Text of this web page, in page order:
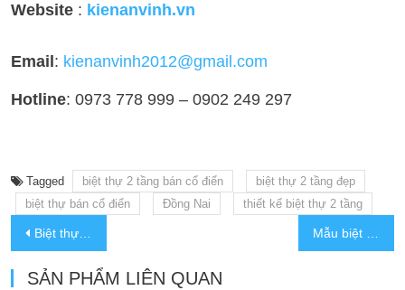
Website : kienanvinh.vn
Email : kienanvinh2012@gmail.com
Hotline: 0973 778 999 – 0902 249 297
Tagged biệt thự 2 tầng bán cổ điển
biệt thự 2 tầng đẹp
biệt thự bán cổ điển
Đồng Nai thiết kế biệt thự 2 tầng
Biệt thự 3 tầng đẹp mái thái tại Long An
SẢN PHẨM LIÊN QUAN